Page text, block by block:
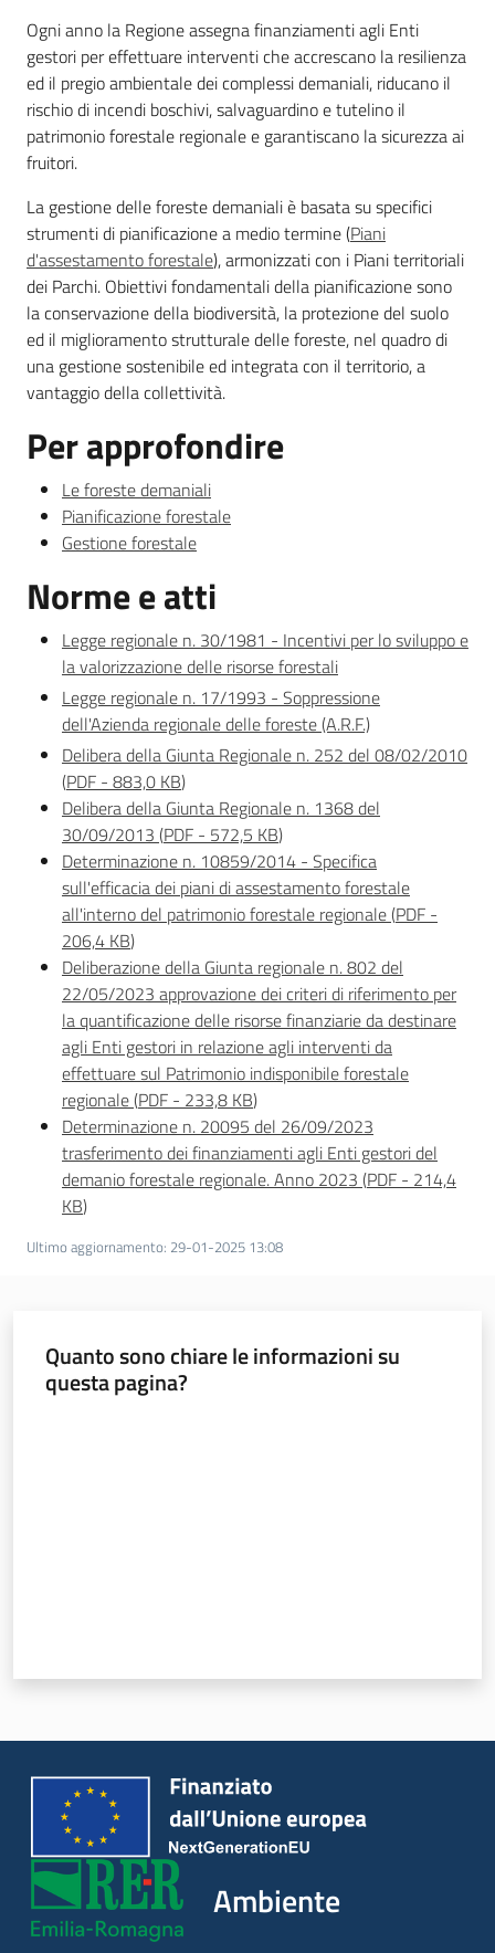
Ambiente
Argomenti
Novità
Servizi
Leggi Atti Bandi
Progetti
Ogni anno la Regione assegna finanziamenti agli Enti
gestori per effettuare interventi che accrescano la resilienza
ed il pregio ambientale dei complessi demaniali, riducano il
rischio di incendi boschivi, salvaguardino e tutelino il
patrimonio forestale regionale e garantiscano la sicurezza ai
fruitori.
La gestione delle foreste demaniali è basata su specifici
strumenti di pianificazione a medio termine (Piani
d'assestamento forestale), armonizzati con i Piani territoriali
dei Parchi. Obiettivi fondamentali della pianificazione sono
la conservazione della biodiversità, la protezione del suolo
ed il miglioramento strutturale delle foreste, nel quadro di
una gestione sostenibile ed integrata con il territorio, a
vantaggio della collettività.
Per approfondire
Le foreste demaniali
Pianificazione forestale
Gestione forestale
Norme e atti
Legge regionale n. 30/1981 - Incentivi per lo sviluppo e
la valorizzazione delle risorse forestali
Legge regionale n. 17/1993 - Soppressione
dell'Azienda regionale delle foreste (A.R.F.)
Delibera della Giunta Regionale n. 252 del 08/02/2010
(PDF - 883,0 KB)
Delibera della Giunta Regionale n. 1368 del
30/09/2013 (PDF - 572,5 KB)
Determinazione n. 10859/2014 - Specifica
sull'efficacia dei piani di assestamento forestale
all'interno del patrimonio forestale regionale(PDF -
206,4 KB)
Deliberazione della Giunta regionale n. 802 del
22/05/2023 approvazione dei criteri di riferimento per
la quantificazione delle risorse finanziarie da destinare
agli Enti gestori in relazione agli interventi da
effettuare sul Patrimonio indisponibile forestale
regionale(PDF - 233,8 KB)
Determinazione n. 20095 del 26/09/2023
trasferimento dei finanziamenti agli Enti gestori del
demanio forestale regionale. Anno 2023 (PDF - 214,4
KB)
Ultimo aggiornamento: 29-01-2025 13:08
Quanto sono chiare le informazioni su
questa pagina?
Ambiente